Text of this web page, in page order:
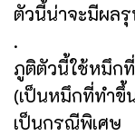
ตัวนี้น่าจะมีผลรุ
.
ภูติตัวนี้ใช้หมึก
(เป็นหมึกที่ทำขึ้
เป็นกรณีพิเศษ